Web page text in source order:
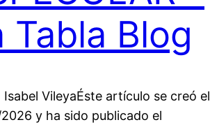
Tabla Blog
VileyaÉste artículo se creó el
y ha sido publicado el